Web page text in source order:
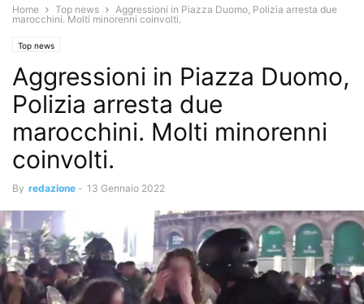
Home Top news
Aggressioni in Piazza Duomo, Polizia arresta due
marocchini. Molti minorenni coinvolti.
Top news
Aggressioni in Piazza Duomo,
Polizia arresta due
marocchini. Molti minorenni
coinvolti.
By redazione - 13 Gennaio 2022